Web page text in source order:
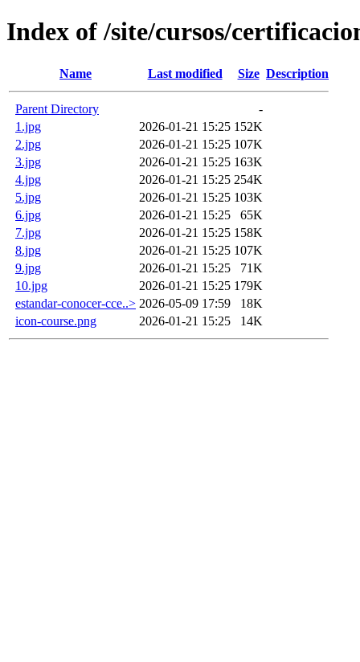
Index of /site/cursos/
Name Last modified Size Description
Parent Directory
-
1.jpg
2026-01-21 15:25 152K
2.jpg
2026-01-21 15:25 107K
3.jpg
2026-01-21 15:25 163K
4.jpg
2026-01-21 15:25 254K
5.jpg
2026-01-21 15:25 103K
6.jpg
2026-01-21 15:25
65K
7.jpg
2026-01-21 15:25 158K
8.jpg
2026-01-21 15:25 107K
9.jpg
2026-01-21 15:25
71K
10.jpg
2026-01-21 15:25 179K
estandar-conocer-cce..> 2026-05-09 17:59
18K
icon-course.png
2026-01-21 15:25 14K